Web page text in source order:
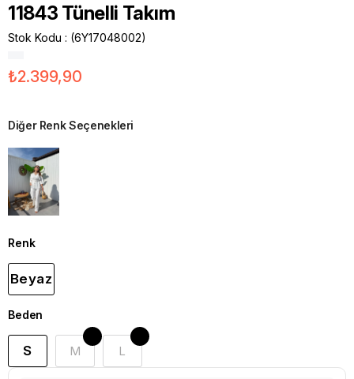
11843 Tünelli Takım
Stok Kodu (6Y17048002)
₺2.399,90
Diğer Renk Seçenekleri
Renk
Beyaz
Beden
S M L